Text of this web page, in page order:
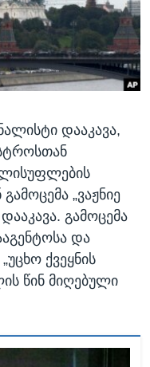
დააკავა,
„ვაჟნიე
გამოცემა
და
ქვეყნის
წინ მიღებული